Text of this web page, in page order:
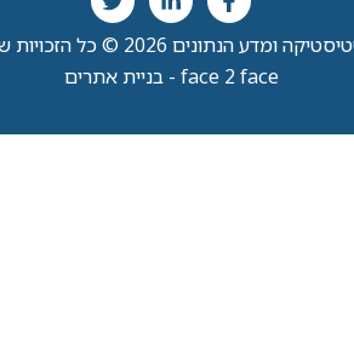
הנתונים 2026 © כל הזכויות שמורות
face 2 face - בניית אתרים